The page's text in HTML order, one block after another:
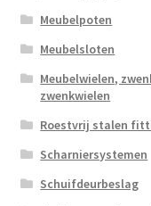
Meubelpoten
Meubelsloten
Meubelwielen,
zwenkwielen
Roestvrij stalen
Scharniersystemen
Schuifdeurbeslag